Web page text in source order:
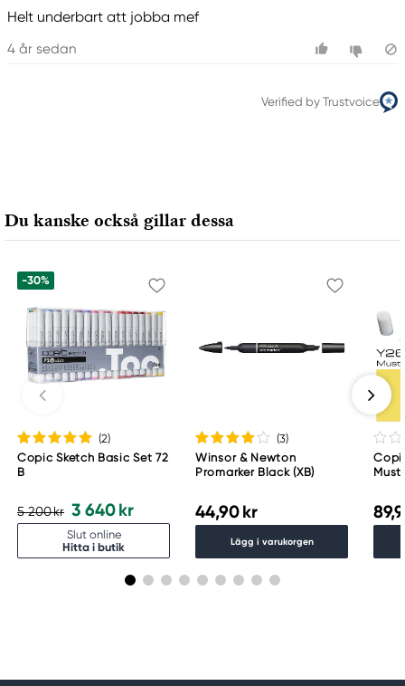
Meguro Higashiyama Bldg., 1-4-4 Higashiyama,
Meguro-ku
Tokyo 153-0043 Japan
Helt underbart att jobba mef
4 år sedan
Verified by Trustvoice
Du kanske också gillar dessa
-30%
(2)
Copic Sketch Basic Set 72
B
5 200 kr 3 640 kr
Slut online
Hitta i butik
(3)
Winsor & Newton
Promarker Black (XB)
44,90 kr
Lägg i varukorgen